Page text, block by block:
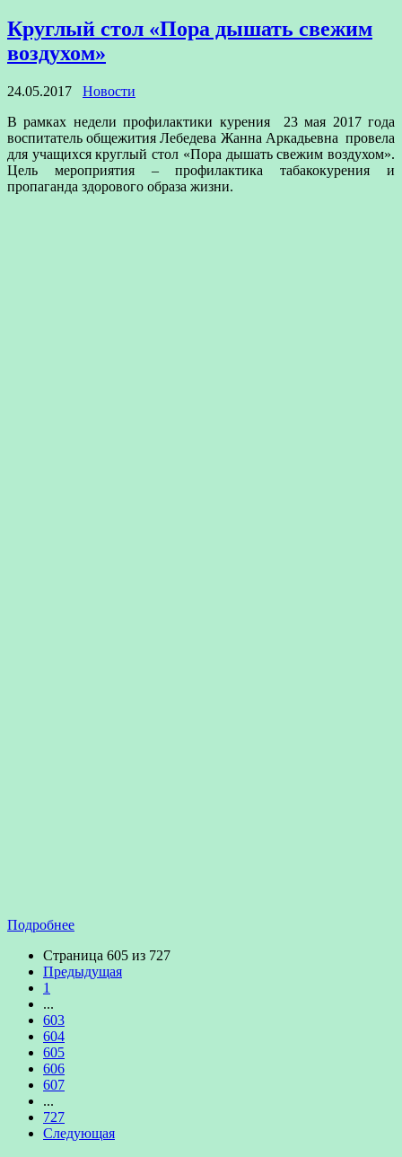
Круглый стол «Пора дышать свежим
воздухом»
24.05.2017
Новости
В рамках недели профилактики курения 23 мая 2017 года
воспитатель общежития Лебедева Жанна Аркадьевна провела
для учащихся круглый стол «Пора дышать свежим воздухом».
Цель мероприятия – профилактика табакокурения и
пропаганда здорового образа жизни.
Подробнее
Страница 605 из 727
Предыдущая
1
...
603
604
605
606
607
...
727
Следующая